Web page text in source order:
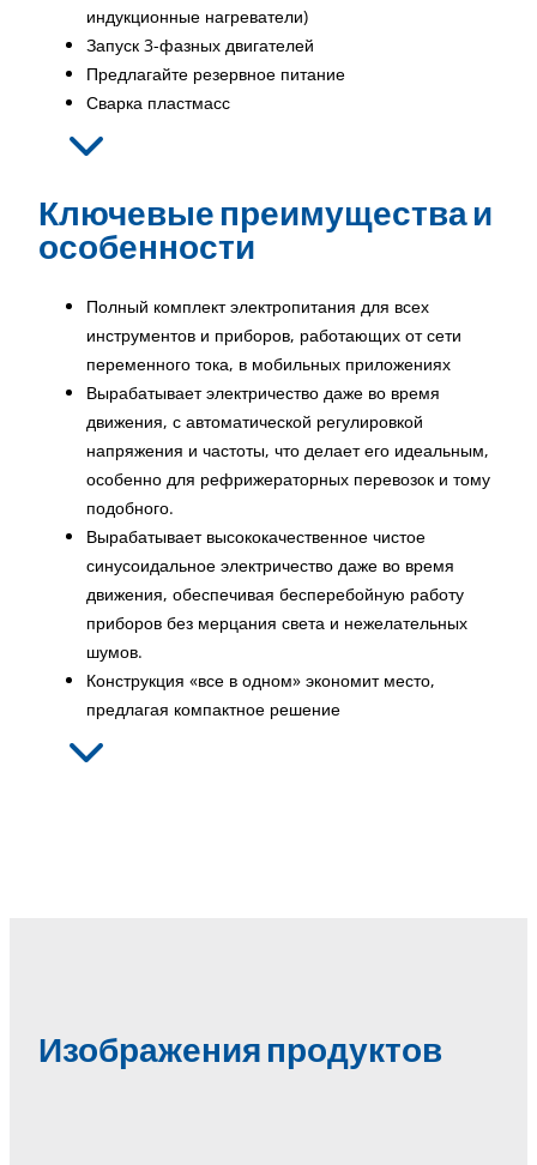
индукционные нагреватели)
Запуск 3-фазных двигателей
Предлагайте резервное питание
Сварка пластмасс
Ключевые преимущества и
особенности
Полный комплект электропитания для всех
инструментов и приборов, работающих от сети
переменного тока, в мобильных приложениях
Вырабатывает электричество даже во время
движения, с автоматической регулировкой
напряжения и частоты, что делает его идеальным,
особенно для рефрижераторных перевозок и тому
подобного.
Вырабатывает высококачественное чистое
синусоидальное электричество даже во время
движения, обеспечивая бесперебойную работу
приборов без мерцания света и нежелательных
шумов.
Конструкция «все в одном» экономит место,
предлагая компактное решение
Изображения продуктов